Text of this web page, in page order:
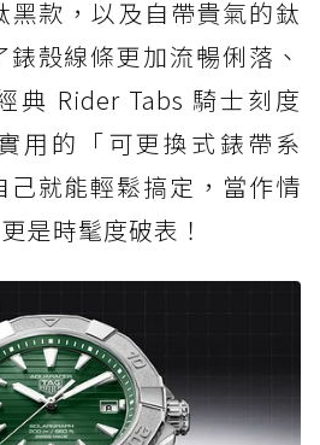
黑款，以及自帶貴氣的鈦
殼線條更加流暢俐落、
典 Rider Tabs 騎士刻度
用的「可更換式錶帶系
就能輕鬆搞定，當作情
是時髦度破表！